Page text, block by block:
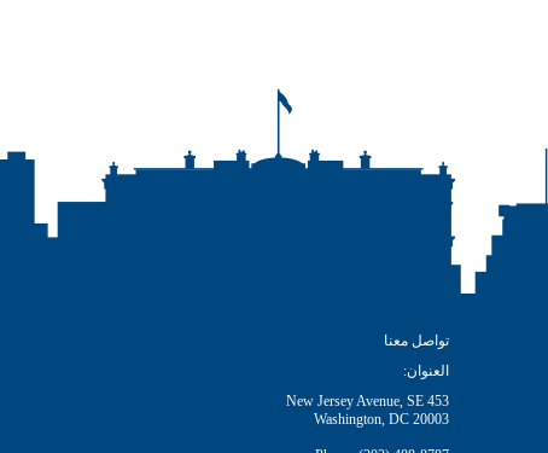
تواصل معنا
العنوان:
453 New Jersey Avenue, SE
Washington, DC 20003